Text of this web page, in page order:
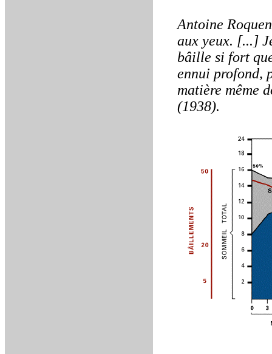
Antoine
aux yeux. [...]
bâille si fort
ennui profond,
matière même
(1938).